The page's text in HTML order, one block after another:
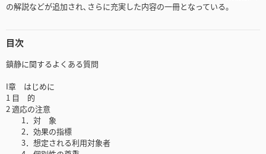
の解説などが追加され､さらに充実した内容の一冊となっている｡
目次
鎮静に関するよくある質問
I章 はじめに
1 目 的
2 適応の注意
1．対 象
2．効果の指標
3．想定される利用対象者